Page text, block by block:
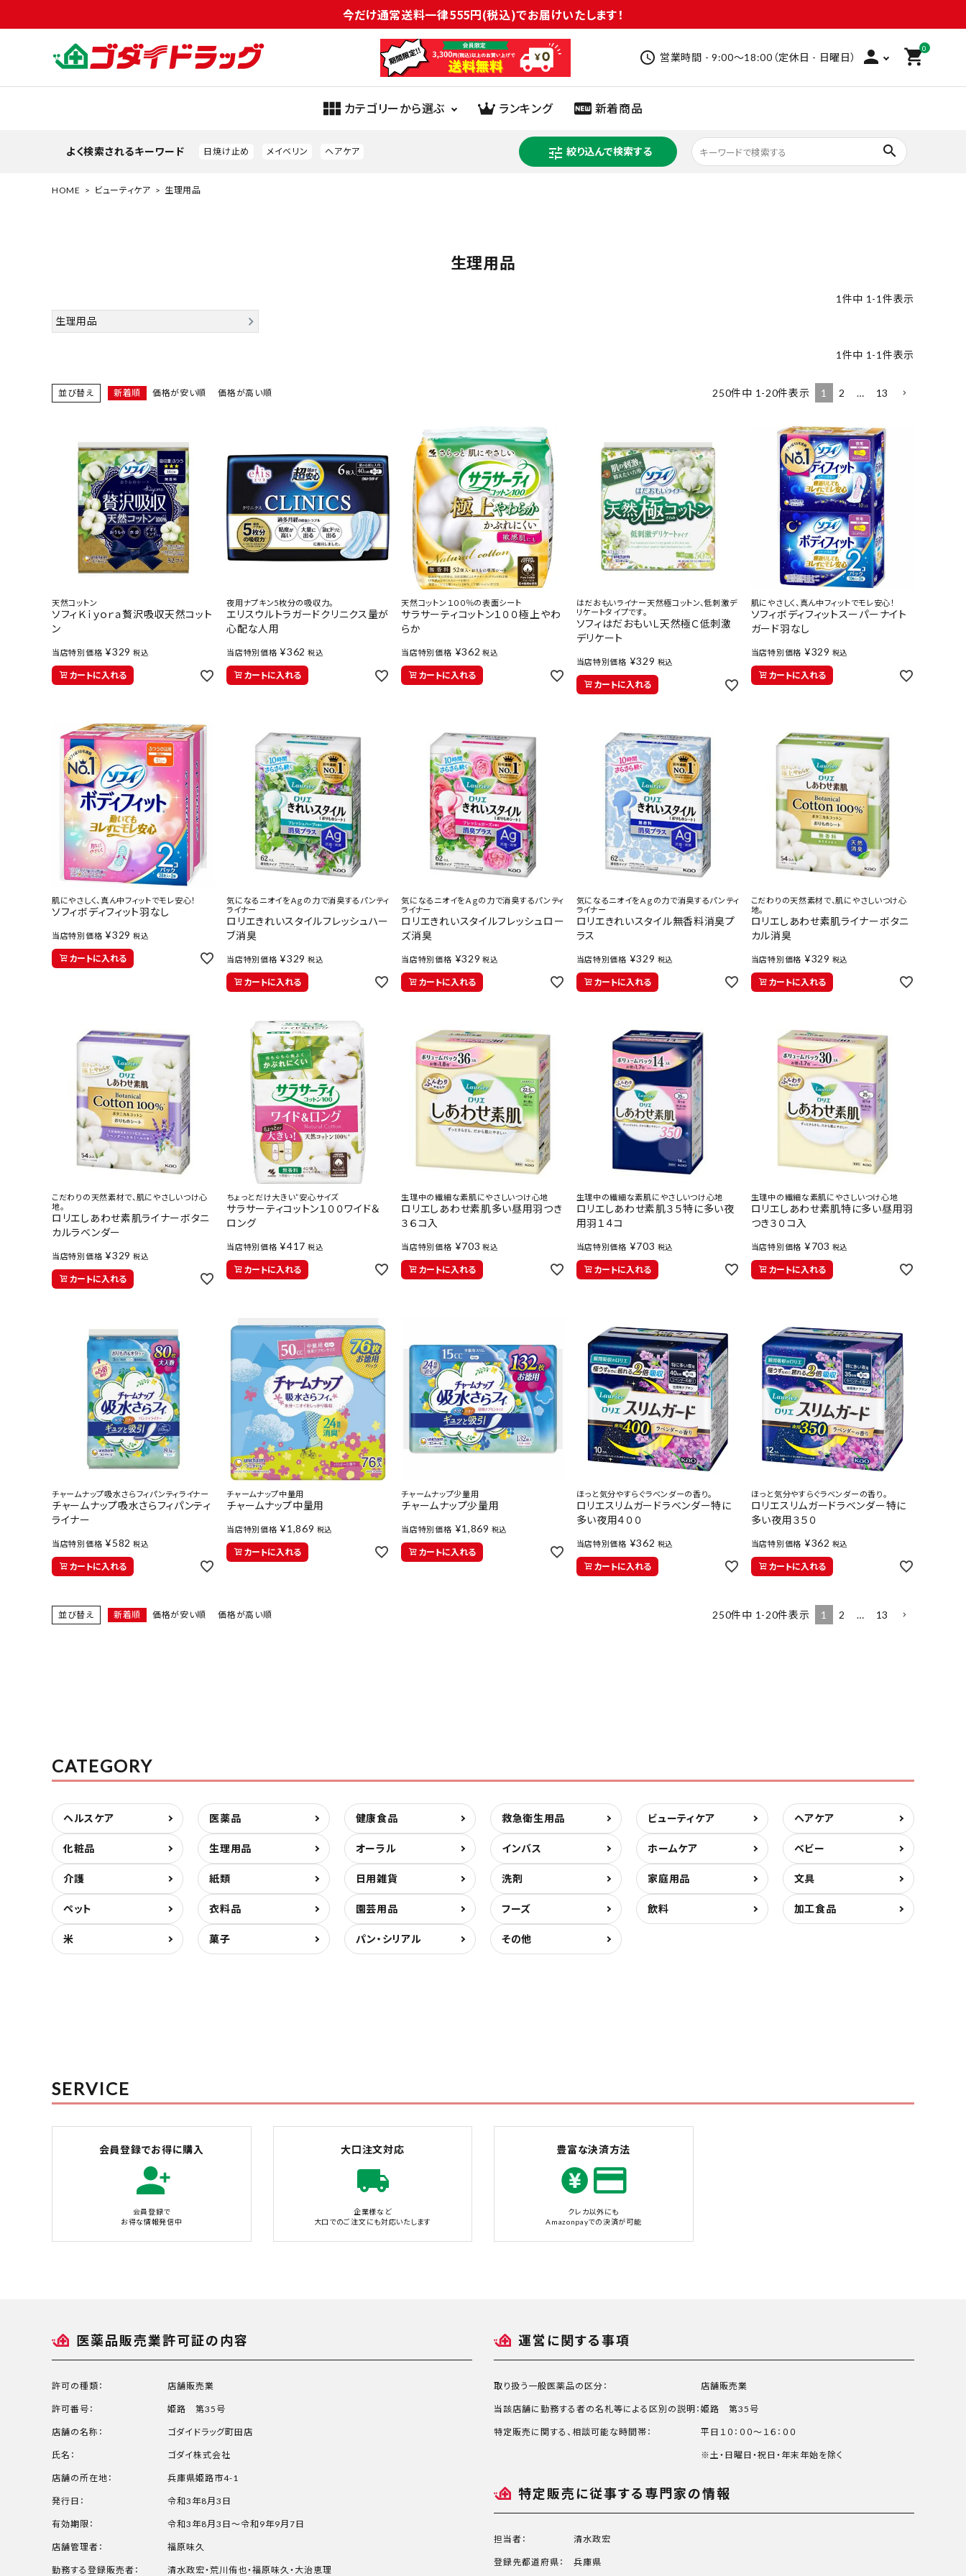
今だけ通常送料一律555円(税込)でお届けいたします！
schedule 営業時間 - 9:00～18:00（定休日 - 日曜日） person 0
shopping_cart
カテゴリーから選ぶ
健康食品 救急衛生用品 ビューティケア ヘアケア
ランキング 新着商品
よく検索されるキーワード 日焼け止め メイベリン ヘアケア tune 絞り込んで検索する search
ACCOUNT MENU
健康食品
食品
インフォメーション
プライバシーポリシー
特定商取引法について
お問い合わせ
HOME ビューティケア 生理用品
生理用品
1 件中 1 -1 件表示
生理用品
1 件中 1 -1 件表示
並び替え 新着順 価格が安い順 価格が高い順 250件中 1 -20件表示 1 2 … 13
天然コットン
ソフィＫｉｙｏｒａ贅沢吸収天然コット
ン
当店特別価格 ¥329 税込
カートに入れる
夜用ナプキン5枚分の吸収力。
エリスウルトラガードクリニクス量が
心配な人用
当店特別価格 ¥362 税込
カートに入れる
天然コットン１００％の表面シート
サラサーティコットン１００極上やわ
らか
当店特別価格 ¥362 税込
カートに入れる
はだおもいライナー天然極コットン、低刺激デ
リケートタイプです。
ソフィはだおもいＬ天然極Ｃ低刺激
デリケート
当店特別価格 ¥329 税込
カートに入れる
肌にやさしく、真ん中フィットでモレ安心！
ソフィボディフィットスーパーナイト
ガード羽なし
当店特別価格 ¥329 税込
カートに入れる
肌にやさしく、真ん中フィットでモレ安心！
ソフィボディフィット羽なし
当店特別価格 ¥329 税込
カートに入れる
気になるニオイをＡｇの力で消臭するパンティ
ライナー
ロリエきれいスタイルフレッシュハー
ブ消臭
当店特別価格 ¥329 税込
カートに入れる
気になるニオイをＡｇの力で消臭するパンティ
ライナー
ロリエきれいスタイルフレッシュロー
ズ消臭
当店特別価格 ¥329 税込
カートに入れる
気になるニオイをＡｇの力で消臭するパンティ
ライナー
ロリエきれいスタイル無香料消臭プ
ラス
当店特別価格 ¥329 税込
カートに入れる
こだわりの天然素材で、肌にやさしいつけ心
地。
ロリエしあわせ素肌ライナーボタニ
カル消臭
当店特別価格 ¥329 税込
カートに入れる
こだわりの天然素材で、肌にやさしいつけ心
地。
ロリエしあわせ素肌ライナーボタニ
カルラベンダー
当店特別価格 ¥329 税込
カートに入れる
ちょっとだけ大きい”安心サイズ
サラサーティコットン１００ワイド＆
ロング
当店特別価格 ¥417 税込
カートに入れる
生理中の繊細な素肌にやさしいつけ心地
ロリエしあわせ素肌多い昼用羽つき
３６コ入
当店特別価格 ¥703 税込
カートに入れる
生理中の繊細な素肌にやさしいつけ心地
ロリエしあわせ素肌３５特に多い夜
用羽１４コ
当店特別価格 ¥703 税込
カートに入れる
生理中の繊細な素肌にやさしいつけ心地
ロリエしあわせ素肌特に多い昼用羽
つき３０コ入
当店特別価格 ¥703 税込
カートに入れる
チャームナップ吸水さらフィパンティライナー
チャームナップ吸水さらフィパンティ
ライナー
当店特別価格 ¥582 税込
カートに入れる
チャームナップ中量用
チャームナップ中量用
当店特別価格 ¥1,869 税込
カートに入れる
チャームナップ少量用
チャームナップ少量用
当店特別価格 ¥1,869 税込
カートに入れる
ほっと気分やすらぐラベンダーの香り。
ロリエスリムガードラベンダー特に
多い夜用４００
当店特別価格 ¥362 税込
カートに入れる
ほっと気分やすらぐラベンダーの香り。
ロリエスリムガードラベンダー特に
多い夜用３５０
当店特別価格 ¥362 税込
カートに入れる
並び替え 新着順 価格が安い順 価格が高い順 250件中 1 -20件表示 1 2 … 13
CATEGORY
ヘルスケア 医薬品 健康食品 救急衛生用品 ビューティケア ヘアケア
化粧品 生理用品 オーラル インバス ホームケア ベビー
介護 紙類 日用雑貨 洗剤 家庭用品 文具
ペット 衣料品 園芸用品 フーズ 飲料 加工食品
米 菓子 パン・シリアル その他
SERVICE
会員登録でお得に購入
会員登録で
お得な情報発信中
大口注文対応
企業様など
大口でのご注文にも対応いたします
豊富な決済方法
クレカ以外にも
Amazonpayでの決済が可能
医薬品販売業許可証の内容
許可の種類： 店舗販売業
許可番号： 姫路 第35号
店舗の名称： ゴダイドラッグ町田店
氏名： ゴダイ株式会社
店舗の所在地： 兵庫県姫路市4-1
発行日： 令和3年8月3日
有効期限： 令和3年8月3日～令和9年9月7日
店舗管理者： 福原味久
勤務する登録販売者： 清水政宏・荒川侑也・福原味久・大治恵理
運営に関する事項
取り扱う一般医薬品の区分： 店舗販売業
当該店舗に勤務する者の名札等による区別の説明： 姫路 第35号
特定販売に関する、相談可能な時間帯： 平日１０：００～１６：００
※土・日曜日・祝日・年末年始を除く
特定販売に従事する専門家の情報
担当者： 清水政宏
登録先都道府県： 兵庫県